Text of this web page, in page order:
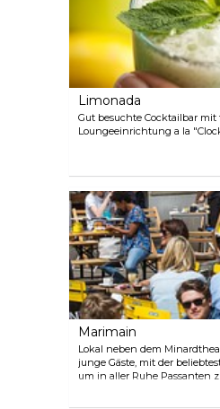
Limonada
Gut besuchte Cocktailbar
Loungeeinrichtung a la
Marimain
Lokal neben dem
junge Gäste, mit der
um in aller Ruhe Passanten
ist ein Kofferwort aus den